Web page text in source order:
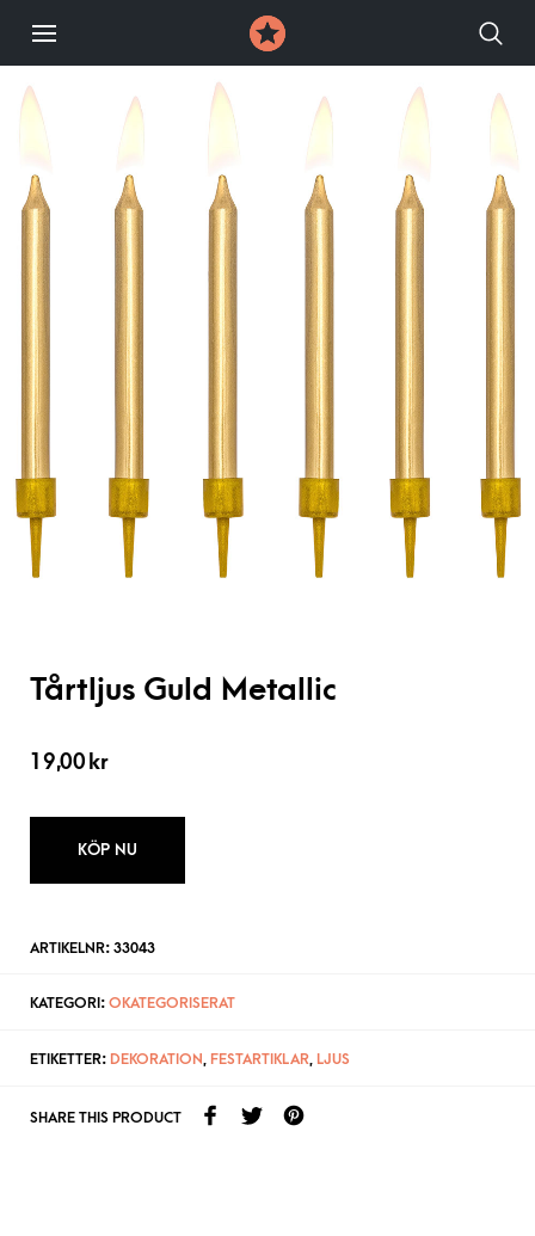
Tårtljus Guld Metallic
19,00 kr
KÖP NU
ARTIKELNR: 33043
KATEGORI: OKATEGORISERAT
ETIKETTER: DEKORATION, FESTARTIKLAR, LJUS
SHARE THIS PRODUCT